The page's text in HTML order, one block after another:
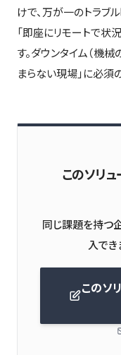
けで、万が一のトラブ
「即座にリモートで状
す。ダウンタイム（機
まらない現場」に必須
このソリ
同じ課題を持つ
このソ